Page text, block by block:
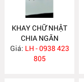
KHAY CHỮ NHẬT
CHIA NGĂN
NH319
Giá: LH - 0938 423
805